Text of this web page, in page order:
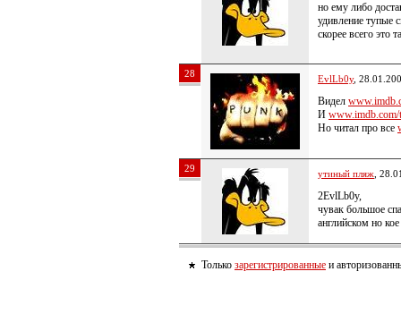
но ему либо
удивление тупые
скорее всего это
28 EvlLb0y,
Видел
И www.imdb.com/
Но читал про все
29 утиный пляж ,
2EvlLb0y,
чувак большое
английском но
Только зарегистрированные и